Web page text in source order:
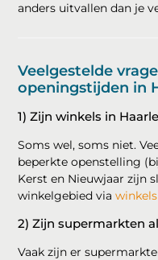
anders uitvallen dan je
Veelgestelde
openingstijden in
1) Zijn winkels in
Soms wel, soms niet.
beperkte openstelling
Kerst en Nieuwjaar zijn
winkelgebied via
2) Zijn supermarkten
Vaak zijn er